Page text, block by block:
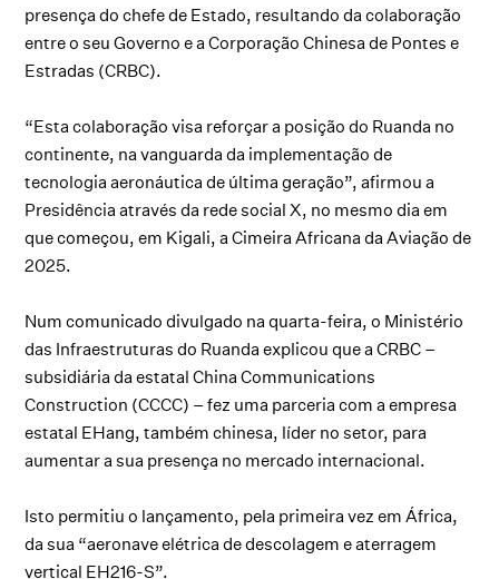
presença do chefe de Estado, resultando da colaboração
entre o seu Governo e a Corporação Chinesa de Pontes e
Estradas (CRBC).
“Esta colaboração visa reforçar a posição do Ruanda no
continente, na vanguarda da implementação de
tecnologia aeronáutica de última geração”, afirmou a
Presidência através da rede social X, no mesmo dia em
que começou, em Kigali, a Cimeira Africana da Aviação de
2025.
Num comunicado divulgado na quarta-feira, o Ministério
das Infraestruturas do Ruanda explicou que a CRBC –
subsidiária da estatal China Communications
Construction (CCCC) – fez uma parceria com a empresa
estatal EHang, também chinesa, líder no setor, para
aumentar a sua presença no mercado internacional.
Isto permitiu o lançamento, pela primeira vez em África,
da sua “aeronave elétrica de descolagem e aterragem
vertical EH216-S”.